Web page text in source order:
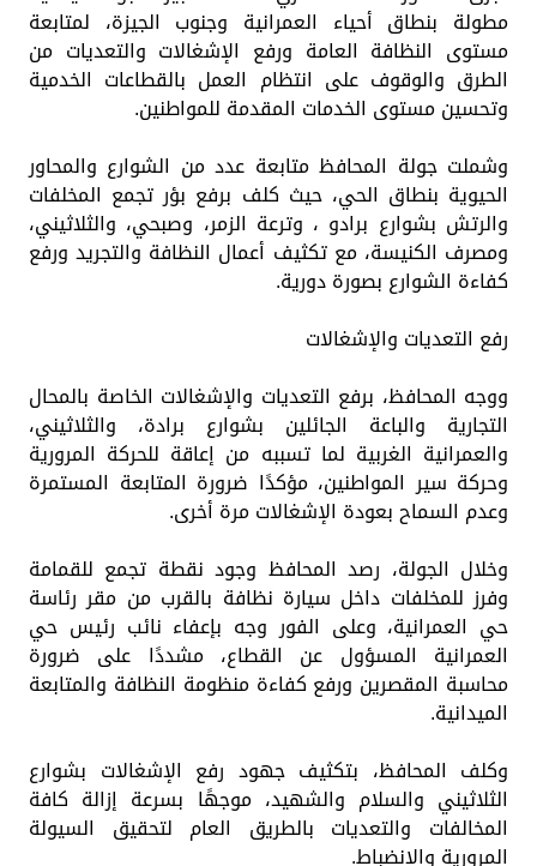
مطولة بنطاق أحياء العمرانية وجنوب الجيزة، لمتابعة
مستوى النظافة العامة ورفع الإشغالات والتعديات من
الطرق والوقوف على انتظام العمل بالقطاعات الخدمية
وتحسين مستوى الخدمات المقدمة للمواطنين.
وشملت جولة المحافظ متابعة عدد من الشوارع والمحاور
الحيوية بنطاق الحي، حيث كلف برفع بؤر تجمع المخلفات
والرتش بشوارع برادو ، وترعة الزمر، وصبحي، والثلاثيني،
ومصرف الكنيسة، مع تكثيف أعمال النظافة والتجريد ورفع
كفاءة الشوارع بصورة دورية.
رفع التعديات والإشغالات
ووجه المحافظ، برفع التعديات والإشغالات الخاصة بالمحال
التجارية والباعة الجائلين بشوارع برادة، والثلاثيني،
والعمرانية الغربية لما تسببه من إعاقة للحركة المرورية
وحركة سير المواطنين، مؤكدًا ضرورة المتابعة المستمرة
وعدم السماح بعودة الإشغالات مرة أخرى.
وخلال الجولة، رصد المحافظ وجود نقطة تجمع للقمامة
وفرز للمخلفات داخل سيارة نظافة بالقرب من مقر رئاسة
حي العمرانية، وعلى الفور وجه بإعفاء نائب رئيس حي
العمرانية المسؤول عن القطاع، مشددًا على ضرورة
محاسبة المقصرين ورفع كفاءة منظومة النظافة والمتابعة
الميدانية.
وكلف المحافظ، بتكثيف جهود رفع الإشغالات بشوارع
الثلاثيني والسلام والشهيد، موجهًا بسرعة إزالة كافة
المخالفات والتعديات بالطريق العام لتحقيق السيولة
المرورية والانضباط.